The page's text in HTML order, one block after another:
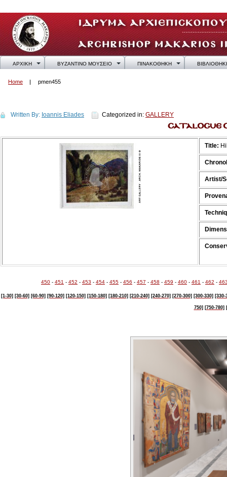
ΑΡΧΙΚΗ ΒΥΖΑΝΤΙΝΟ ΜΟΥΣΕΙΟ ΠΙΝΑΚΟΘΗΚΗ
Home pmen455
Written By: Ioannis Eliades Categorized in: GALLERY
Title:
Artist/
450 - 451 - 452 - 453 - 454 - 455 - 456 - 457 - 458 - 459 - 460 - 461 - 462 -
[1-30] [30-60] [60-90] [90-120] [120-150] [150-180] [180-210] [210-240] [240-270] [270-300] [300-330] [330-
750] [750-780]